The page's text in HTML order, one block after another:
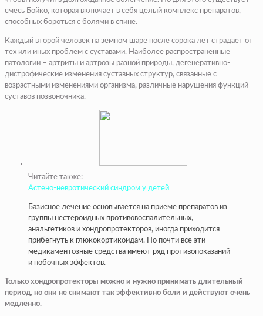
смесь Бойко, которая включает в себя целый комплекс препаратов,
способных бороться с болями в спине.
Каждый второй человек на земном шаре после сорока лет страдает от
тех или иных проблем с суставами. Наиболее распространенные
патологии – артриты и артрозы разной природы, дегенеративно-
дистрофические изменения суставных структур, связанные с
возрастными изменениями организма, различные нарушения функций
суставов позвоночника.
Читайте также:
Астено-невротический синдром у детей
Базисное лечение основывается на приеме препаратов из
группы нестероидных противовоспалительных,
анальгетиков и хондропротекторов, иногда приходится
прибегнуть к глюкокортикоидам. Но почти все эти
медикаментозные средства имеют ряд противопоказаний
и побочных эффектов.
Только хондропротекторы можно и нужно принимать длительный
период, но они не снимают так эффективно боли и действуют очень
медленно.